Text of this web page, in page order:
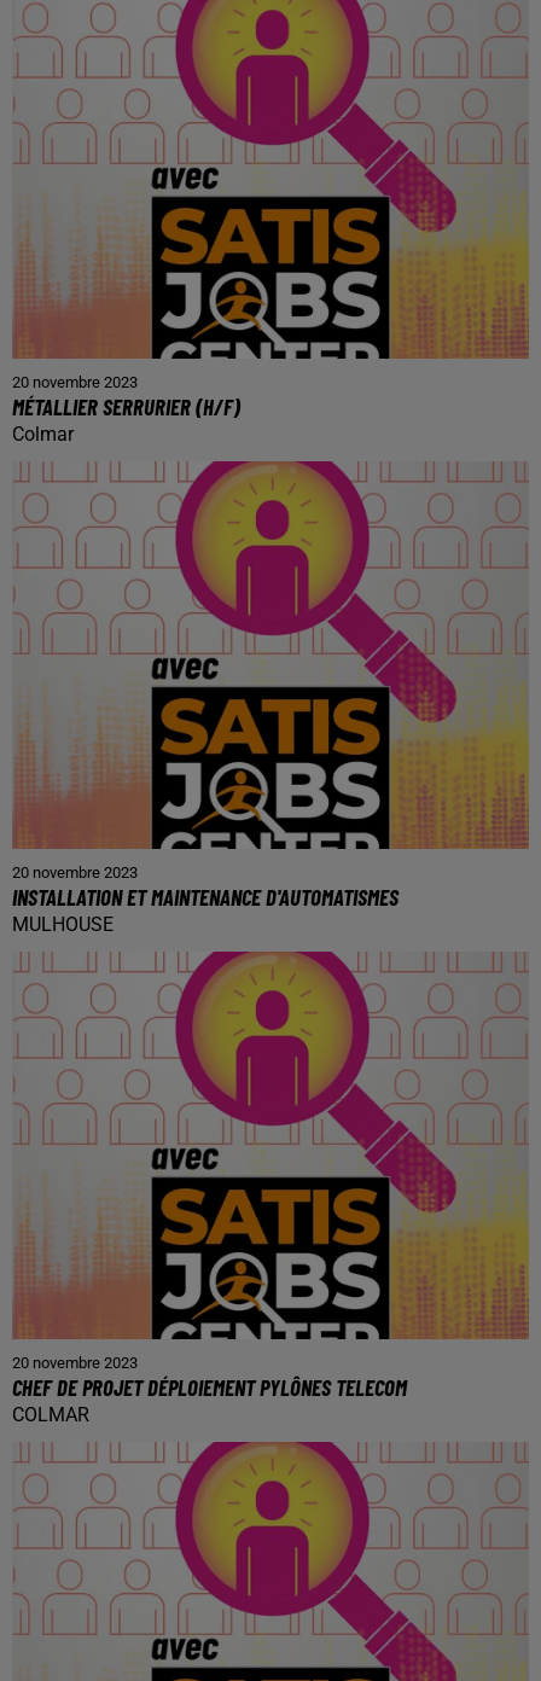
20 novembre 2023
MÉTALLIER SERRURIER (H/F)
Colmar
20 novembre 2023
INSTALLATION ET MAINTENANCE D'AUTOMATISMES
MULHOUSE
20 novembre 2023
CHEF DE PROJET DÉPLOIEMENT PYLÔNES TELECOM
COLMAR